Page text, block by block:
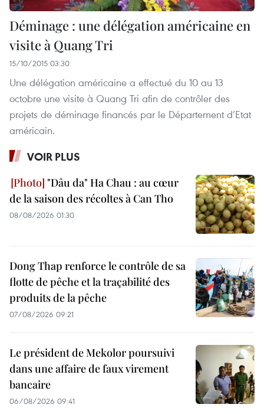
Déminage : une délégation américaine en
visite à Quang Tri
15/10/2015 03:30
Une délégation américaine a effectué du 10 au 13
octobre une visite à Quang Tri afin de contrôler des
projets de déminage financés par le Département d’Etat
américain.
VOIR PLUS
"Dâu da" Ha Chau : au cœur
de la saison des récoltes à Can Tho
08/08/2026 01:30
Dong Thap renforce le contrôle de sa
flotte de pêche et la traçabilité des
produits de la pêche
07/08/2026 09:21
Le président de Mekolor poursuivi
dans une affaire de faux virement
bancaire
06/08/2026 09:41